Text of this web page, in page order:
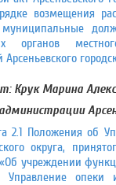
возмещения
органов
Крук Марина
2.1 Положения об
округа,
«Об учреждении
Управление опеки